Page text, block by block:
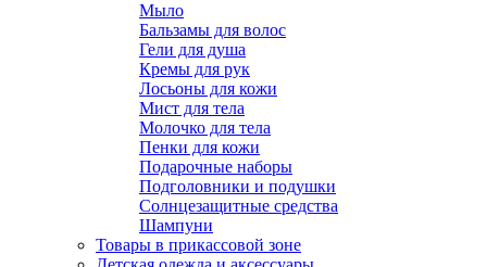
Мыло
Бальзамы для волос
Гели для душа
Кремы для рук
Лосьоны для кожи
Мист для тела
Молочко для тела
Пенки для кожи
Подарочные наборы
Подголовники и подушки
Солнцезащитные средства
Шампуни
Товары в прикассовой зоне